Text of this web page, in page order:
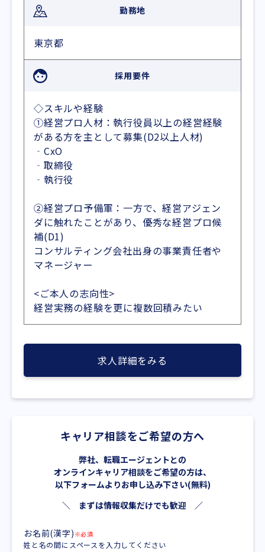
勤務地
東京都
採用要件
◇スキルや経験
①経営プロ人材：執行役員以上の経営経験
がある方を主として募集(D2以上人材)
‐CxO
‐取締役
‐執行役
②経営プロ予備軍：一方で、経営アジェン
ダに触れたことがあり、優秀な経営プロ候
補(D1)
コンサルティング会社出身の事業責任者や
マネージャー
<ご本人の志向性>
経営実務の経験を更に複数回積みたい
求人詳細をみる
キャリア相談をご希望の方へ
弊社、転職エージェントとの
オンラインキャリア相談をご希望の方は、
以下フォームよりお申し込み下さい(無料)
＼ まずは情報収集だけでも歓迎 ／
お名前(漢字) ※必須
姓と名の間にスペースを入力してください